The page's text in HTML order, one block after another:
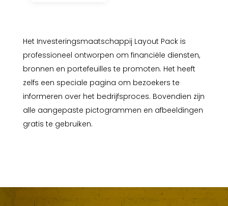
Het Investeringsmaatschappij Layout Pack is
professioneel ontworpen om financiële diensten,
bronnen en portefeuilles te promoten. Het heeft
zelfs een speciale pagina om bezoekers te
informeren over het bedrijfsproces. Bovendien zijn
alle aangepaste pictogrammen en afbeeldingen
gratis te gebruiken.